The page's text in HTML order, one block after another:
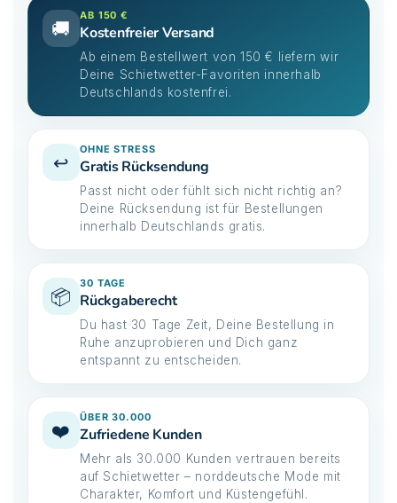
🚚
AB 150 €
Kostenfreier Versand
Ab einem Bestellwert von 150 € liefern wir
Deine Schietwetter-Favoriten innerhalb
Deutschlands kostenfrei.
↩️
OHNE STRESS
Gratis Rücksendung
Passt nicht oder fühlt sich nicht richtig an?
Deine Rücksendung ist für Bestellungen
innerhalb Deutschlands gratis.
📦
30 TAGE
Rückgaberecht
Du hast 30 Tage Zeit, Deine Bestellung in
Ruhe anzuprobieren und Dich ganz
entspannt zu entscheiden.
❤️
ÜBER 30.000
Zufriedene Kunden
Mehr als 30.000 Kunden vertrauen bereits
auf Schietwetter – norddeutsche Mode mit
Charakter, Komfort und Küstengefühl.